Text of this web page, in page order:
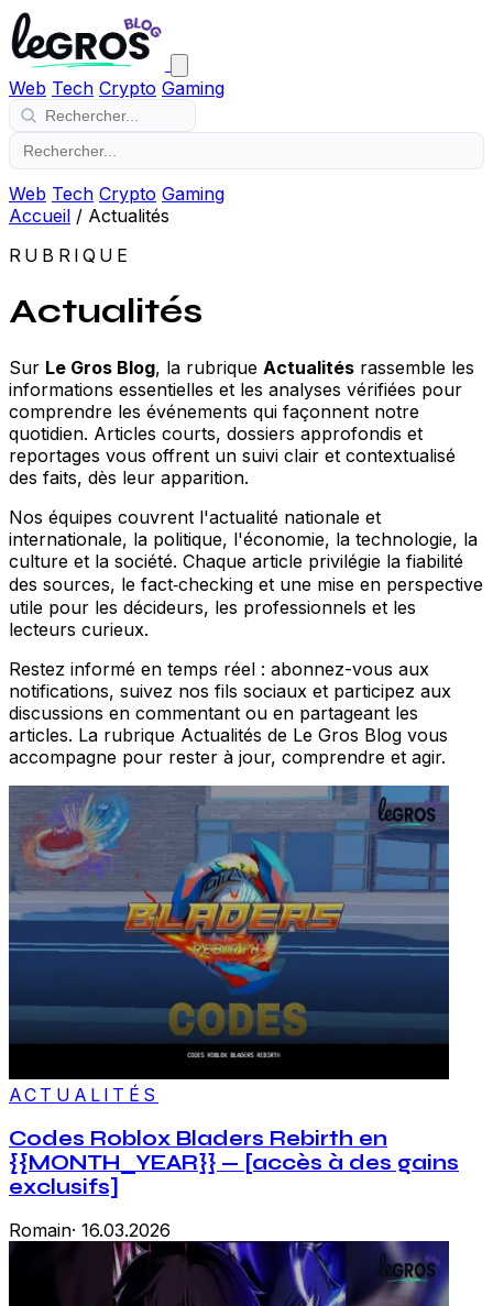
Web Tech Crypto Gaming
Web Tech Crypto Gaming
Accueil / Actualités
RUBRIQUE
Actualités
Sur Le Gros Blog, la rubrique Actualités rassemble les
informations essentielles et les analyses vérifiées pour
comprendre les événements qui façonnent notre
quotidien. Articles courts, dossiers approfondis et
reportages vous offrent un suivi clair et contextualisé
des faits, dès leur apparition.
Nos équipes couvrent l'actualité nationale et
internationale, la politique, l'économie, la technologie, la
culture et la société. Chaque article privilégie la fiabilité
des sources, le fact‑checking et une mise en perspective
utile pour les décideurs, les professionnels et les
lecteurs curieux.
Restez informé en temps réel : abonnez-vous aux
notifications, suivez nos fils sociaux et participez aux
discussions en commentant ou en partageant les
articles. La rubrique Actualités de Le Gros Blog vous
accompagne pour rester à jour, comprendre et agir.
ACTUALITÉS
Codes Roblox Bladers Rebirth en
{{MONTH_YEAR}} — [accès à des gains
exclusifs]
Romain· 16.03.2026